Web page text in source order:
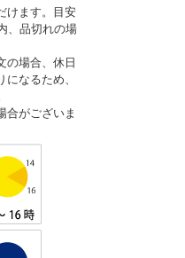
ます。
目安
、品切れの場
の場合、休日
なるため、
合がございま